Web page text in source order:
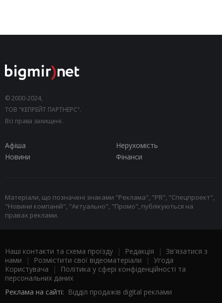
© 2000-2024,
ТОВ "КЕПРЕЙТ ПАРТНЕРС".
Всі права захищені.
Афіша
Нерухомість
Новини
Фінанси
Матеріали, що позначені знаками "Реклама", "PR", "Спецпроект",
"Новини компаній", "Актуально", "Промо", публікуються на
правах реклами.
Наші контакти та схема проїзду | Редакція | Зв'язатися з
нами | Розмістити свої відеоматеріали | Угода
Користувача |
Політика у сфері конфіденційності та
персональних даних
Реклама на сайті: Відділ продажів digital реклами